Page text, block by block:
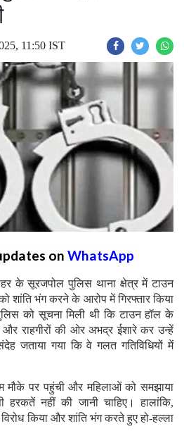
11:50 IST
on WhatsApp
के सूरजपोल पुलिस थाना क्षेत्र में टाउन
शांति भंग करने के आरोप में गिरफ्तार किया
को सूचना मिली थी कि टाउन हॉल के
और राहगीरों की ओर अभद्र ईशारे कर उन्हें
जताया गया कि वे गलत गतिविधियों में
मौके पर पहुंची और महिलाओं को समझाया
हरकतें नहीं की जानी चाहिए। हालांकि,
किया और शांति भंग करते हुए हो-हल्ला